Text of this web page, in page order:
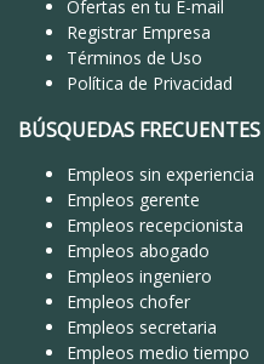
Ofertas en tu E-mail
Registrar Empresa
Términos de Uso
Política de Privacidad
BÚSQUEDAS FRECUENTES
Empleos sin experiencia
Empleos gerente
Empleos recepcionista
Empleos abogado
Empleos ingeniero
Empleos chofer
Empleos secretaria
Empleos medio tiempo